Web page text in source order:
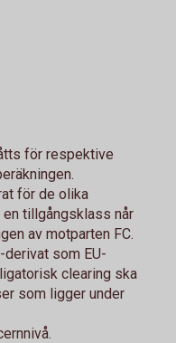
för respektive
för de olika
tillgångsklass når
av motparten FC.
som EU-
clearing ska
som ligger under